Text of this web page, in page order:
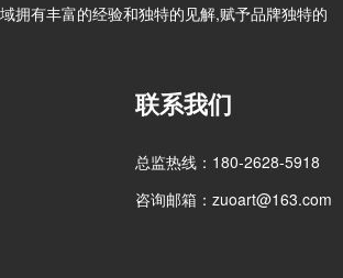
拥有丰富的经验和独特的见解,赋予品牌独特的
联系我们
总监热线：180-2628-5918
咨询邮箱：zuoart@163.com